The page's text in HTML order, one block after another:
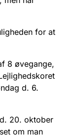
for at
8 øvegange,
d. 6.
20. oktober
om man